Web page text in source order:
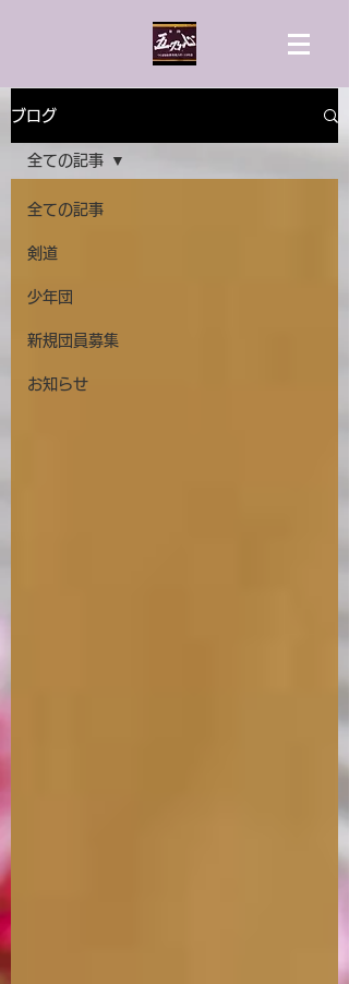
ブログ
全ての記事
剣道
少年団
新規団員募集
お知らせ
全ての記事